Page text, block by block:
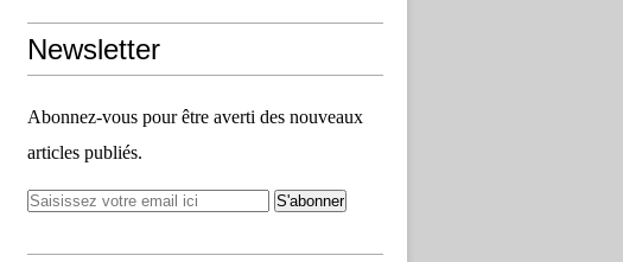
Newsletter
Abonnez-vous pour être averti des nouveaux
articles publiés.